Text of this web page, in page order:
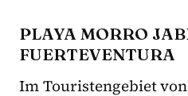
PLAYA MORRO
FUERTEVENTURA
Im Touristengebiet